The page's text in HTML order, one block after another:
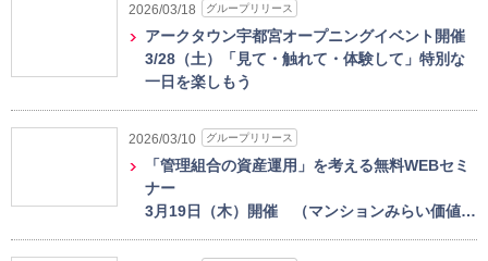
2026/03/18 グループリリース
アークタウン宇都宮オープニングイベント開催
3/28（土）「見て・触れて・体験して」特別な
一日を楽しもう
2026/03/10 グループリリース
「管理組合の資産運用」を考える無料WEBセミ
ナー
3月19日（木）開催 （マンションみらい価値…